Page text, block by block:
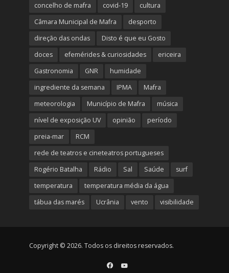
concelho de mafra
covid-19
cultura
Câmara Municipal de Mafra
desporto
direção das ondas
Disto é que eu Gosto
doces
efemérides & curiosidades
ericeira
Gastronomia
GNR
humidade
ingrediente da semana
IPMA
Mafra
meteorologia
Município de Mafra
música
nível de exposição UV
opinião
período
preia-mar
RCM
rede de teatros e cineteatros portugueses
Rogério Batalha
Rádio Sal Saúde
surf
temperatura
temperatura média da água
tábua das marés
Ucrânia vento visibilidade
Copyright © 2026. Todos os direitos reservados.